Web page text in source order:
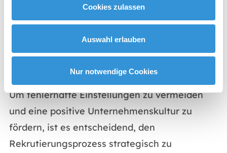
Cookies zulassen
Auswahl erlauben
Nur notwendige Cookies
Personalberatung und Headhunter für Top
Führungskräfte:
4. Strategien zur Vermeidung
fehlerhafter Einstellungen
Um fehlerhafte Einstellungen zu vermeiden
und eine positive Unternehmenskultur zu
fördern, ist es entscheidend, den
Rekrutierungsprozess strategisch zu